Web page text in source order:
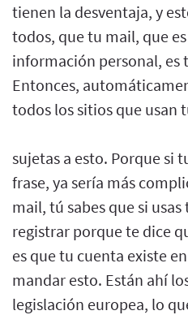
tienen la desventaja, y
todos, que tu mail, que
información personal, es
Entonces,
todos los sitios que usan
sujetas a esto. Porque si
frase, ya sería más
mail, tú sabes que si
registrar porque te dice
es que tu cuenta existe
mandar esto. Están ahí
legislación europea, lo